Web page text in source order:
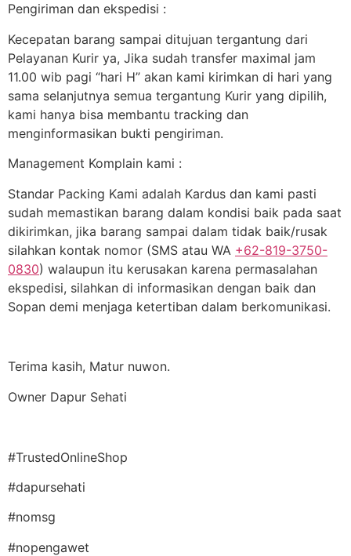
Pengiriman dan ekspedisi :
Kecepatan barang sampai ditujuan tergantung dari
Pelayanan Kurir ya, Jika sudah transfer maximal jam
11.00 wib pagi “hari H” akan kami kirimkan di hari yang
sama selanjutnya semua tergantung Kurir yang dipilih,
kami hanya bisa membantu tracking dan
menginformasikan bukti pengiriman.
Management Komplain kami :
Standar Packing Kami adalah Kardus dan kami pasti
sudah memastikan barang dalam kondisi baik pada saat
dikirimkan, jika barang sampai dalam tidak baik/rusak
silahkan kontak nomor (SMS atau WA +62-819-3750-
0830) walaupun itu kerusakan karena permasalahan
ekspedisi, silahkan di informasikan dengan baik dan
Sopan demi menjaga ketertiban dalam berkomunikasi.
Terima kasih, Matur nuwon.
Owner Dapur Sehati
#TrustedOnlineShop
#dapursehati
#nomsg
#nopengawet